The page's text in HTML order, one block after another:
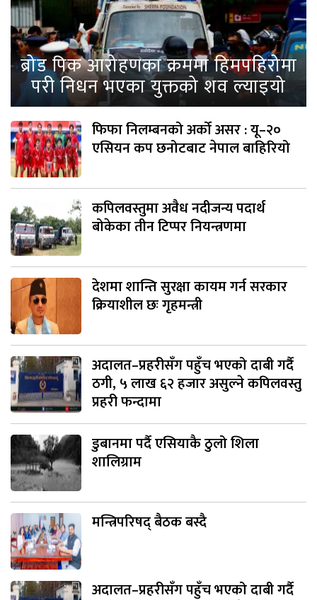
ब्रोड पिक आरोहणका क्रममा हिमपहिरोमा
परी निधन भएका युक्तको शव ल्याइयो
फिफा निलम्बनको अर्को असर : यू–२०
एसियन कप छनोटबाट नेपाल बाहिरियो
कपिलवस्तुमा अवैध नदीजन्य पदार्थ
बोकेका तीन टिप्पर नियन्त्रणमा
देशमा शान्ति सुरक्षा कायम गर्न सरकार
क्रियाशील छः गृहमन्त्री
अदालत–प्रहरीसँग पहुँच भएको दाबी गर्दै
ठगी, ५ लाख ६२ हजार असुल्ने कपिलवस्तु
प्रहरी फन्दामा
डुबानमा पर्दै एसियाकै ठुलो शिला
शालिग्राम
मन्त्रिपरिषद् बैठक बस्दै
अदालत–प्रहरीसँग पहुँच भएको दाबी गर्दै